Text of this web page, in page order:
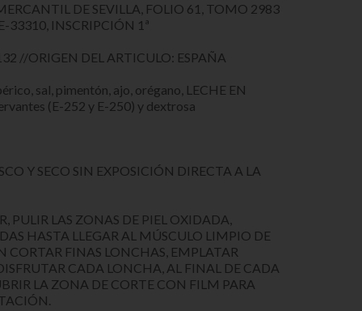
DE SEVILLA, FOLIO 61, TOMO 2983
33310, INSCRIPCIÓN 1ª
//ORIGEN DEL ARTICULO: ESPAÑA
sal, pimentón, ajo, orégano, LECHE EN
(E-252 y E-250) y dextrosa
Y SECO SIN EXPOSICIÓN DIRECTA A LA
PULIR LAS ZONAS DE PIEL OXIDADA,
HASTA LLEGAR AL MÚSCULO LIMPIO DE
FINAS LONCHAS, EMPLATAR
CADA LONCHA, AL FINAL DE CADA
LA ZONA DE CORTE CON FILM PARA